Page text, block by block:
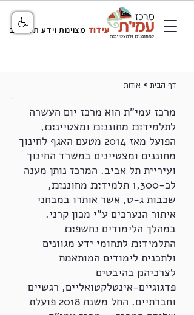
עידוד מצוינות וידע תל אביב
דף הבית > אודות
מרכז עמי"ת הוא מרכז יום העשרה
לתלמיד׊׉ מחוננ׊׉ ומצטיינ׊׉,
הפועל מאז 2014 מטעם האגף לחינוך
מחוננים ומצטיינים במשרד החינוך
ועיריית תל אביב. המרכז נותן מענה
לכ-1,300 תלמיד׊׉ מחוננ׊׉,
שכבות ג-ט, אשר אותרו במבחני
איתור הנערכים ע"י מכון קרני.
במהלך הלימודים נחשפ׊׉
התלמיד׊׉ לתחומי ידע מגוונים
ולתכנית לימודים המותאמת
לצרכיה׋ בהיבטים
פדגוגיים-אינטלקטואליים, רגשיים
וחברתיים. החל משנת 2018 פועלת